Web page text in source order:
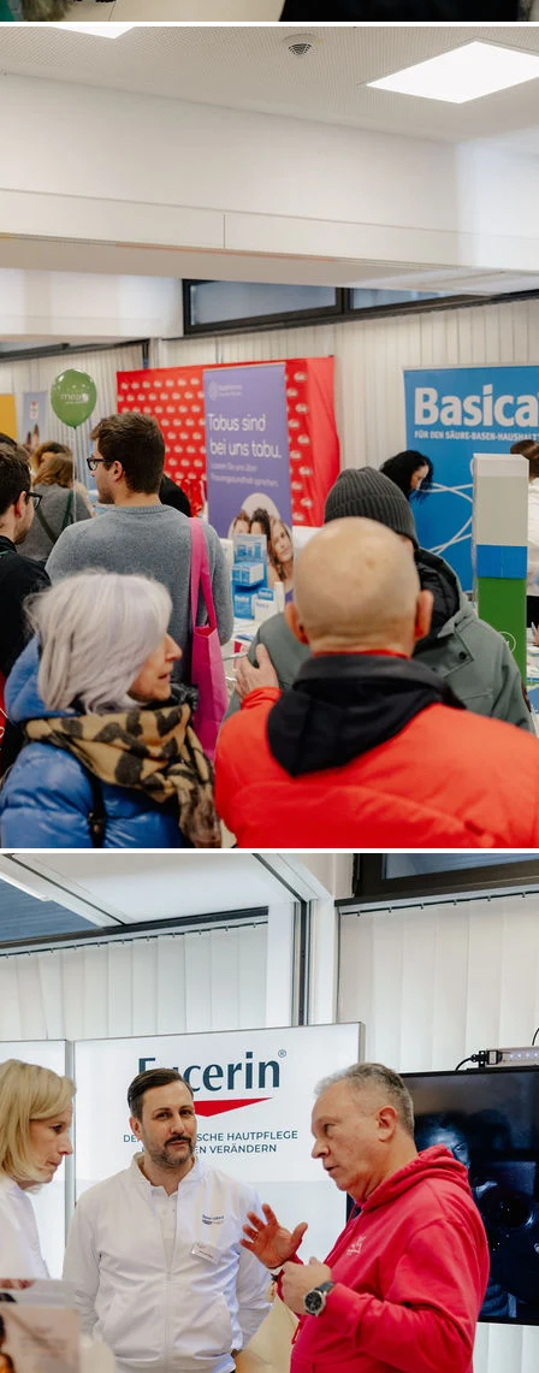
Next
Herzlichen Dank unseren Sponsoren!
unsere Partner und die Sponsorenmesse im AlpenCongress.
Mehr erfahren
Was Teilnehmer sagen.
Sebastian Guggemoos
"Diese Veranstaltung ist viel mehr als eine
Branchenveranstaltung. Der exklusive Rahmen und
das Wiedersehen mit vielen langjährigen Freunden
machen die Skimeisterschaft fast zu einem
Berchtesgaden
Freitag 07.08.2026
Ein paar Wolken
21°C/ Min.: 18°C
Niederschlag: 38.55mm
Wind: 1.7m/s
Samstag 08.08.2026